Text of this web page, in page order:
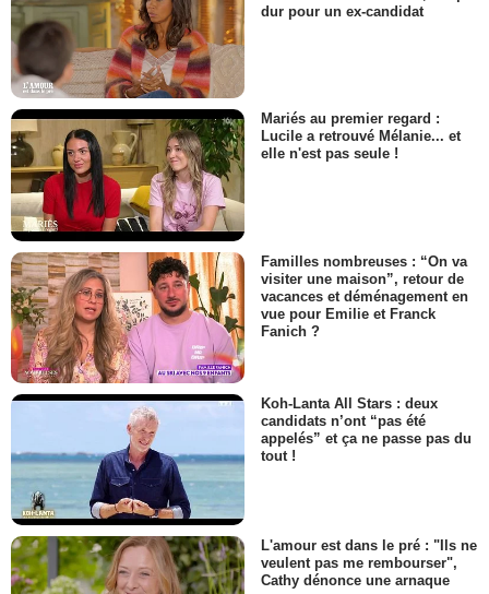
dur pour un ex-candidat
Mariés au premier regard :
Lucile a retrouvé Mélanie... et
elle n'est pas seule !
Familles nombreuses : “On va
visiter une maison”, retour de
vacances et déménagement en
vue pour Emilie et Franck
Fanich ?
Koh-Lanta All Stars : deux
candidats n’ont “pas été
appelés” et ça ne passe pas du
tout !
L'amour est dans le pré : "Ils ne
veulent pas me rembourser",
Cathy dénonce une arnaque